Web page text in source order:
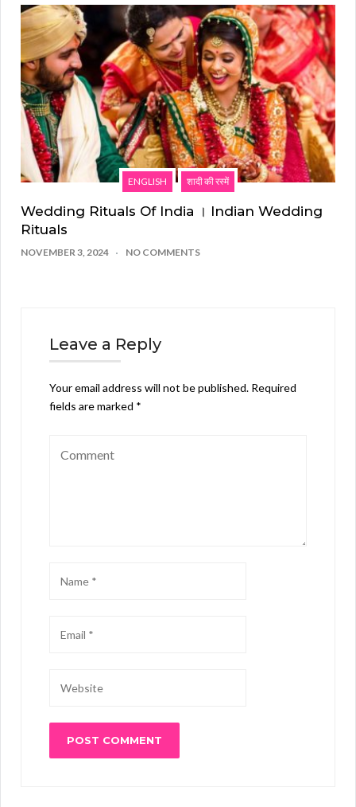
ENGLISH शादी की रस्में
Wedding Rituals Of India । Indian Wedding
Rituals
NOVEMBER 3, 2024 NO COMMENTS
Leave a Reply
Your email address will not be published. Required
fields are marked *